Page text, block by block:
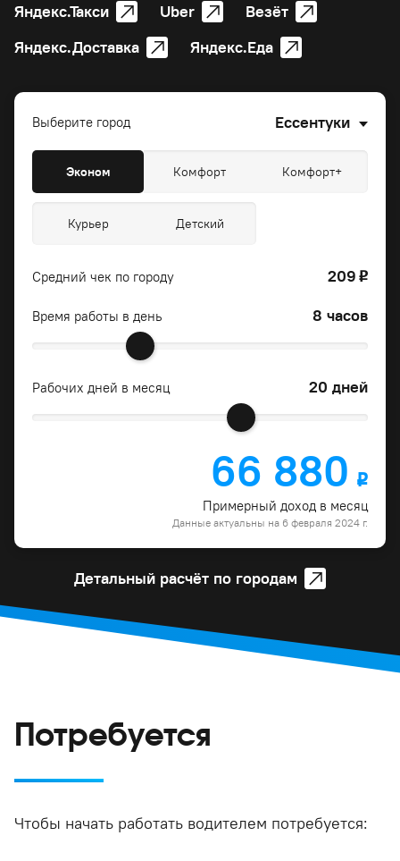
Яндекс.Такси
Uber
Везёт
Яндекс.Доставка
Яндекс.Еда
Выберите город Ессентуки
Эконом Комфорт Комфорт+
Курьер Детский
Средний чек по городу 209 o
Время работы в день 8 часов
Рабочих дней в месяц 20 дней
Примерный доход в месяц
66 880 o
Данные актуальны на 6 февраля 2024 г.
Детальный расчёт по городам
Потребуется
Чтобы начать работать водителем потребуется: